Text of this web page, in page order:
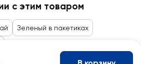
с этим товаром
Зеленый в пакетиках